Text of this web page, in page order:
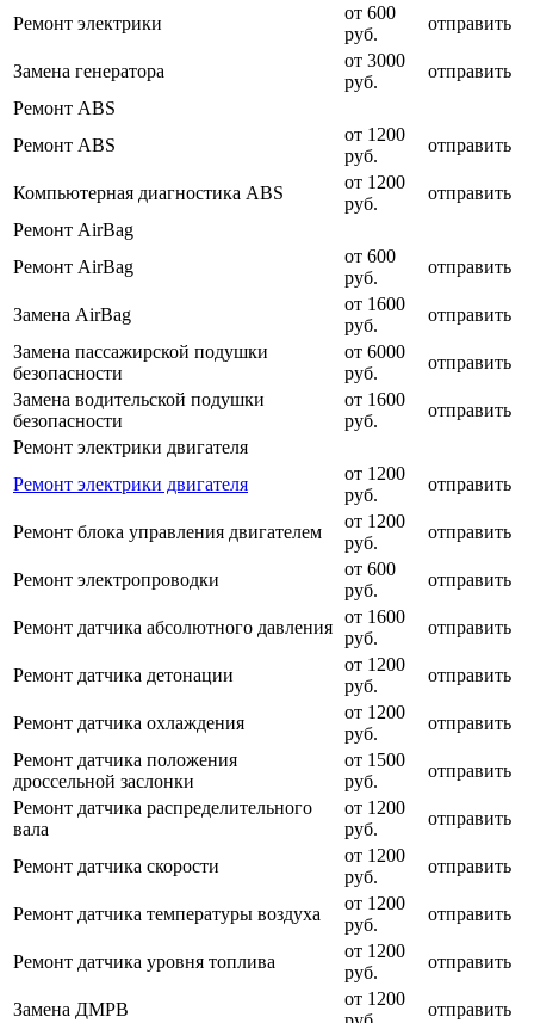
Ремонт электрики
от 600
руб.
отправить
Замена генератора
от 3000
руб.
отправить
Ремонт ABS
Ремонт ABS
от 1200
руб.
отправить
Компьютерная диагностика ABS
от 1200
руб.
отправить
Ремонт AirBag
Ремонт AirBag
от 600
руб.
отправить
Замена AirBag
от 1600
руб.
отправить
Замена пассажирской подушки
безопасности
от 6000
руб.
отправить
Замена водительской подушки
безопасности
от 1600
руб.
отправить
Ремонт электрики двигателя
Ремонт электрики двигателя
от 1200
руб.
отправить
Ремонт блока управления двигателем
от 1200
руб.
отправить
Ремонт электропроводки
от 600
руб.
отправить
Ремонт датчика абсолютного давления
от 1600
руб.
отправить
Ремонт датчика детонации
от 1200
руб.
отправить
Ремонт датчика охлаждения
от 1200
руб.
отправить
Ремонт датчика положения
дроссельной заслонки
от 1500
руб.
отправить
Ремонт датчика распределительного
вала
от 1200
руб.
отправить
Ремонт датчика скорости
от 1200
руб.
отправить
Ремонт датчика температуры воздуха
от 1200
руб.
отправить
Ремонт датчика уровня топлива
от 1200
руб.
отправить
Замена ДМРВ
от 1200
отправить